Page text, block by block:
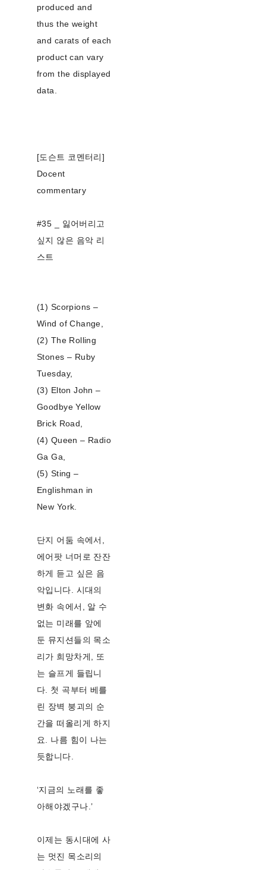
produced and
thus the weight
and carats of each
product can vary
from the displayed
data.
[도슨트 코멘터리]
Docent
commentary
#35 _ 잃어버리고
싶지 않은 음악 리
스트
(1) Scorpions –
Wind of Change,
(2) The Rolling
Stones – Ruby
Tuesday,
(3) Elton John –
Goodbye Yellow
Brick Road,
(4) Queen – Radio
Ga Ga,
(5) Sting –
Englishman in
New York.
단지 어둠 속에서,
에어팟 너머로 잔잔
하게 듣고 싶은 음
악입니다. 시대의
변화 속에서, 알 수
없는 미래를 앞에
둔 뮤지션들의 목소
리가 희망차게, 또
는 슬프게 들립니
다. 첫 곡부터 베를
린 장벽 붕괴의 순
간을 떠올리게 하지
요. 나름 힘이 나는
듯합니다.
‘지금의 노래를 좋
아해야겠구나.’
이제는 동시대에 사
는 멋진 목소리의